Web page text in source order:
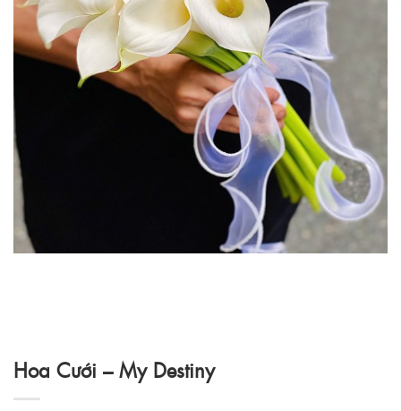
Hoa Cưới – My Destiny